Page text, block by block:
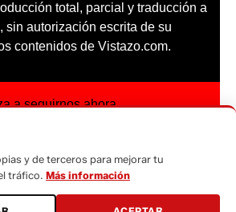
total, parcial y traducción a
sin autorización escrita de su
contenidos de Vistazo.com.
a seguirnos ahora
ética
a:
y de terceros para mejorar tu
tráfico. Más información